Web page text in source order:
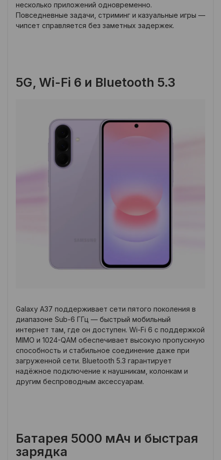
несколько приложений одновременно.
Повседневные задачи, стриминг и казуальные игры —
чипсет справляется без заметных задержек.
5G, Wi-Fi 6 и Bluetooth 5.3
Galaxy A37 поддерживает сети пятого поколения в
диапазоне Sub-6 ГГц — быстрый мобильный
интернет там, где он доступен. Wi-Fi 6 с поддержкой
MIMO и 1024-QAM обеспечивает высокую пропускную
способность и стабильное соединение даже при
загруженной сети. Bluetooth 5.3 гарантирует
надёжное подключение к наушникам, колонкам и
другим беспроводным аксессуарам.
Батарея 5000 мАч и быстрая
зарядка